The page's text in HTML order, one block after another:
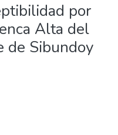
Statistics
por
Alta del
de Sibundoy